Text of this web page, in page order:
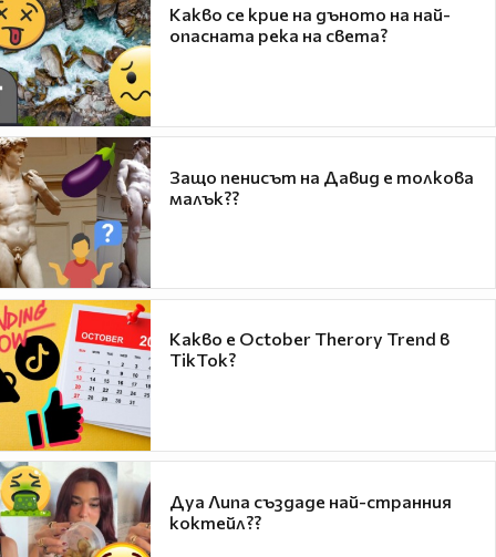
Какво се крие на дъното на най-
опасната река на света?
Защо пенисът на Давид е толкова
малък??
Какво е October Therory Trend в
TikTok?
Дуа Липа създаде най-странния
коктейл??